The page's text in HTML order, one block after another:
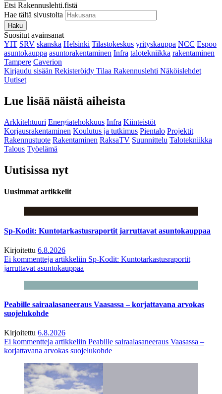
Etsi Rakennuslehti.fistä
Hae tältä sivustolta
Haku
Suositut avainsanat
YIT SRV skanska Helsinki Tilastokeskus yrityskauppa NCC Espoo
asuntokauppa asuntorakentaminen Infra talotekniikka rakentaminen
Tampere Caverion
Kirjaudu sisään Rekisteröidy Tilaa Rakennuslehti Näköislehdet
Uutiset
Lue lisää näistä aiheista
Arkkitehtuuri Energiatehokkuus Infra Kiinteistöt
Korjausrakentaminen Koulutus ja tutkimus Pientalo Projektit
Rakennustuote Rakentaminen RaksaTV Suunnittelu Talotekniikka
Talous Työelämä
Uutisissa nyt
Uusimmat artikkelit
Sp-Kodit: Kuntotarkastusraportit jarruttavat asuntokauppaa
Kirjoitettu 6.8.2026
Ei kommentteja artikkeliin Sp-Kodit: Kuntotarkastusraportit
jarruttavat asuntokauppaa
Peabille sairaalasaneeraus Vaasassa – korjattavana arvokas
suojelukohde
Kirjoitettu 6.8.2026
Ei kommentteja artikkeliin Peabille sairaalasaneeraus Vaasassa –
korjattavana arvokas suojelukohde